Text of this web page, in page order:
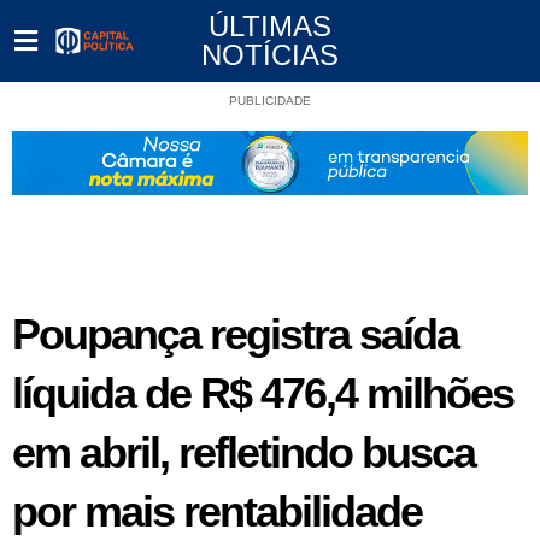
ÚLTIMAS
NOTÍCIAS
PUBLICIDADE
Poupança registra saída
líquida de R$ 476,4 milhões
em abril, refletindo busca
por mais rentabilidade